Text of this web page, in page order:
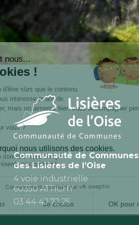
Communauté de Communes
des Lisières de l’Oise
4 voie industrielle
60350 ATTICHY
03 44 42 72 25